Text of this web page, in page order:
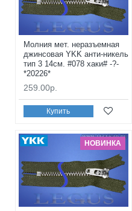
Молния мет. неразъемная
джинсовая YKK анти-никель
тип 3 14см. #078 хаки# -?-
*20226*
259.00р.
Купить
НОВИНКА